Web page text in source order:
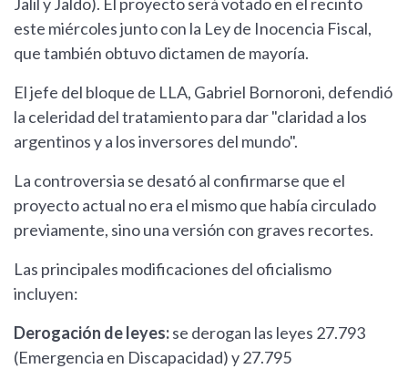
Jalil y Jaldo). El proyecto será votado en el recinto
este miércoles junto con la Ley de Inocencia Fiscal,
que también obtuvo dictamen de mayoría.
El jefe del bloque de LLA, Gabriel Bornoroni, defendió
la celeridad del tratamiento para dar "claridad a los
argentinos y a los inversores del mundo".
La controversia se desató al confirmarse que el
proyecto actual no era el mismo que había circulado
previamente, sino una versión con graves recortes.
Las principales modificaciones del oficialismo
incluyen:
Derogación de leyes:se derogan las leyes 27.793
(Emergencia en Discapacidad) y 27.795